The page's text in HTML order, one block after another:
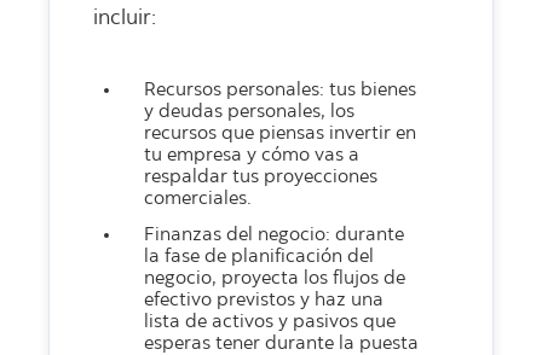
incluir:
Recursos personales: tus bienes
y deudas personales, los
recursos que piensas invertir en
tu empresa y cómo vas a
respaldar tus proyecciones
comerciales.
Finanzas del negocio: durante
la fase de planificación del
negocio, proyecta los flujos de
efectivo previstos y haz una
lista de activos y pasivos que
esperas tener durante la puesta